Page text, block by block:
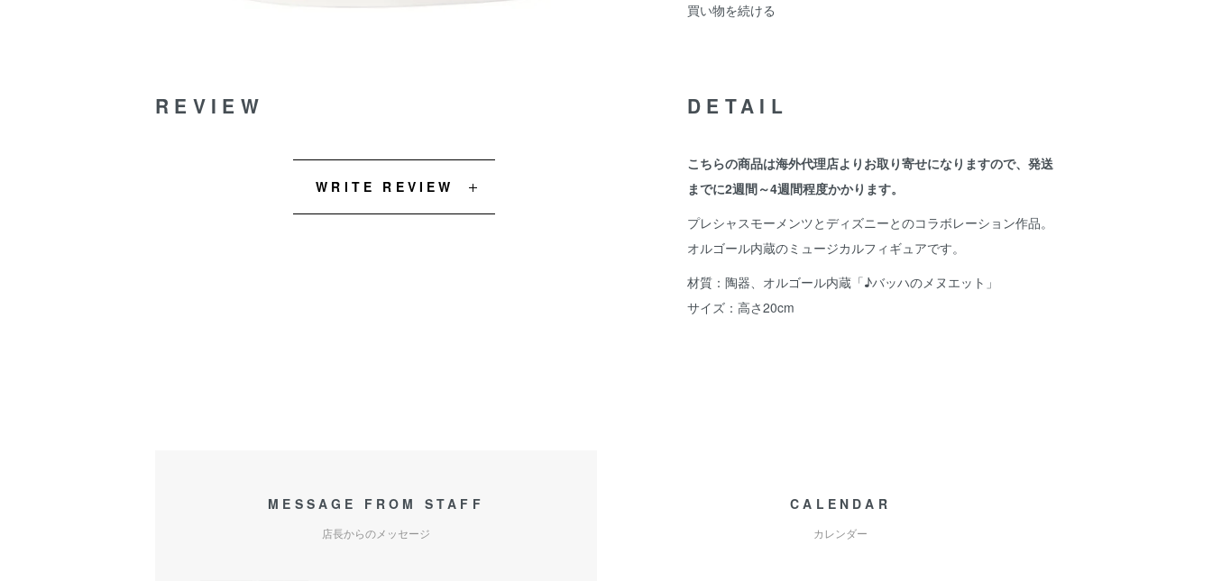
買い物を続ける
DETAIL
こちらの商品は海外代理店よりお取り寄せになりますので、発送
までに2週間～4週間程度かかります。
プレシャスモーメンツとディズニーとのコラボレーション作品。
オルゴール内蔵のミュージカルフィギュアです。
材質：陶器、オルゴール内蔵「♪バッハのメヌエット」
サイズ：高さ20cm
REVIEW
WRITE REVIEW
MESSAGE FROM STAFF
店長からのメッセージ
CALENDAR
カレンダー